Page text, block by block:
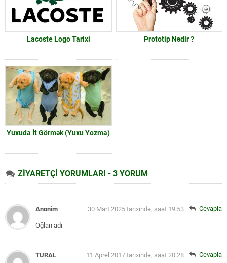
Lacoste Logo Tarixi Prototip Nədir ?
Yuxuda İt Görmək (Yuxu Yozma)
ZİYARETÇİ YORUMLARI - 3 YORUM
Anonim 30 Mart 2025 tarixində, saat 19:53
Oğlan adı
Cevapla
TURAL 11 Aprel 2017 tarixində, saat 20:28 Cevapla